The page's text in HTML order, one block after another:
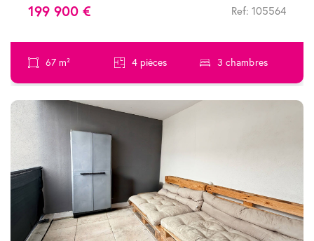
199 900 € Ref: 105564
67 m² 4 pièces 3 chambres